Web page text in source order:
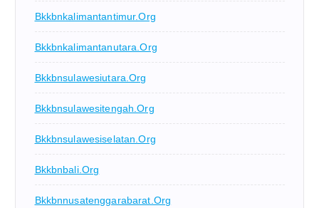
Bkkbnkalimantantimur.org
Bkkbnkalimantanutara.org
Bkkbnsulawesiutara.org
Bkkbnsulawesitengah.org
Bkkbnsulawesiselatan.org
Bkkbnbali.org
Bkkbnnusatenggarabarat.org